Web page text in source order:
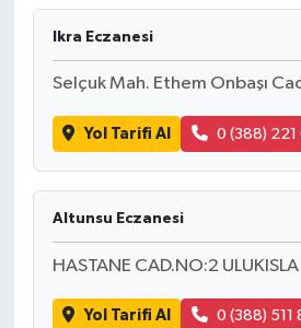
Ikra Eczanesi
Selçuk Mah. Ethem Onbaşı
Yol Tarifi Al 0 (388) 221
Altunsu Eczanesi
HASTANE CAD.NO:2
Yol Tarifi Al 0 (388) 511
YEREL YÖNETİM
MEDYA
SEÇİM 2011
BİLİMNET
Yemek